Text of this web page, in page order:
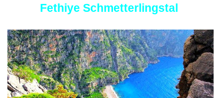
Fethiye Schmetterlingstal